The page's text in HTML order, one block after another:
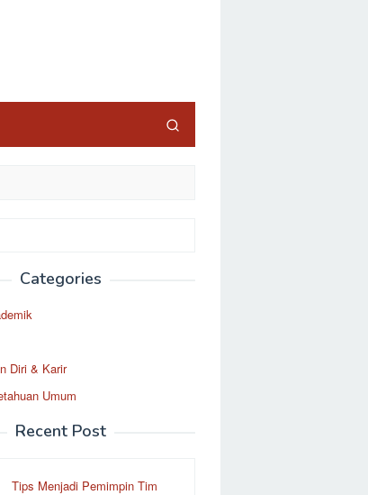
Categories
Diri & Karir
Umum
Recent Post
Tips Menjadi Pemimpin Tim